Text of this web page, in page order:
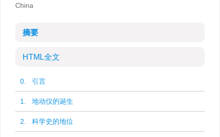
China
摘要
HTML全文
0. 引言
1. 地动仪的诞生
2. 科学史的地位